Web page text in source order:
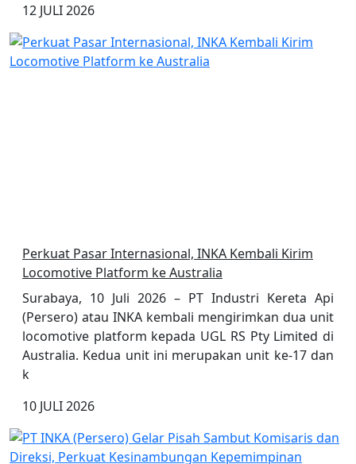
12 JULI 2026
Perkuat Pasar Internasional, INKA Kembali Kirim
Locomotive Platform ke Australia
Surabaya, 10 Juli 2026 – PT Industri Kereta Api
(Persero) atau INKA kembali mengirimkan dua unit
locomotive platform kepada UGL RS Pty Limited di
Australia. Kedua unit ini merupakan unit ke-17 dan
k
10 JULI 2026